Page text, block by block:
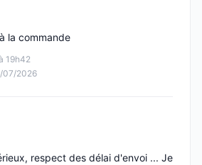
19h42
07/2026
la commande
respect des délai d'envoi ... Je